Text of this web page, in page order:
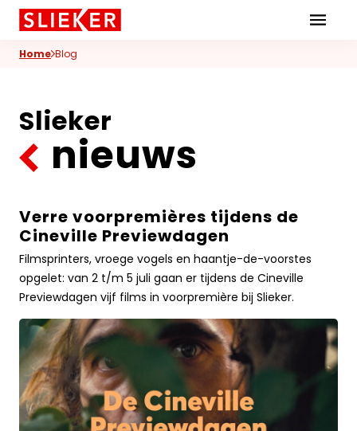
Skiplinks
Home Blog
Slieker
nieuws
Verre
voorpremières
tijdens
de
Cineville
meer
over
Verre voorpremières tijdens de
Cineville Previewdagen
Filmsprinters, vroege vogels en haantje-de-voorstes
opgelet: van 2 t/m 5 juli gaan er tijdens de Cineville
Previewdagen vijf films in voorpremière bij Slieker.